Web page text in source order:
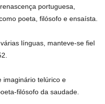
portuguesa,
poeta, filósofo e ensaísta.
línguas, manteve-se fiel
imaginário telúrico e
filósofo da saudade.